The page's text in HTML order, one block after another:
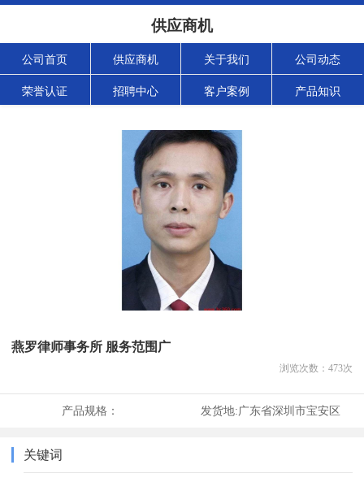
供应商机
公司首页 供应商机 关于我们 公司动态
荣誉认证 招聘中心 客户案例 产品知识
燕罗律师事务所 服务范围广
浏览次数： 473次
产品规格： 发货地:广东省深圳市宝安区
关键词